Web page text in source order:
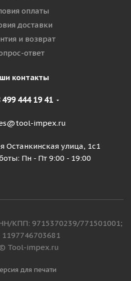
оплаты
доставки
и возврат
ответ
контакты
499 444 19 41
impex.ru
Останкинская улица, 1с1
Пн - Пт 9:00 - 19:00
КПП: 9715370239/771501001;
Tool-impex.ru
для печати